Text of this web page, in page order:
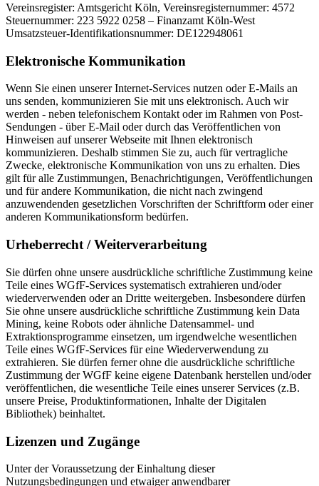
Vereinsregister: Amtsgericht Köln, Vereinsregisternummer: 4572
Steuernummer: 223 5922 0258 – Finanzamt Köln-West
Umsatzsteuer-Identifikationsnummer: DE122948061
Elektronische Kommunikation
Wenn Sie einen unserer Internet-Services nutzen oder E-Mails an
uns senden, kommunizieren Sie mit uns elektronisch. Auch wir
werden - neben telefonischem Kontakt oder im Rahmen von Post-
Sendungen - über E-Mail oder durch das Veröffentlichen von
Hinweisen auf unserer Webseite mit Ihnen elektronisch
kommunizieren. Deshalb stimmen Sie zu, auch für vertragliche
Zwecke, elektronische Kommunikation von uns zu erhalten. Dies
gilt für alle Zustimmungen, Benachrichtigungen, Veröffentlichungen
und für andere Kommunikation, die nicht nach zwingend
anzuwendenden gesetzlichen Vorschriften der Schriftform oder einer
anderen Kommunikationsform bedürfen.
Urheberrecht / Weiterverarbeitung
Sie dürfen ohne unsere ausdrückliche schriftliche Zustimmung keine
Teile eines WGfF-Services systematisch extrahieren und/oder
wiederverwenden oder an Dritte weitergeben. Insbesondere dürfen
Sie ohne unsere ausdrückliche schriftliche Zustimmung kein Data
Mining, keine Robots oder ähnliche Datensammel- und
Extraktionsprogramme einsetzen, um irgendwelche wesentlichen
Teile eines WGfF-Services für eine Wiederverwendung zu
extrahieren. Sie dürfen ferner ohne die ausdrückliche schriftliche
Zustimmung der WGfF keine eigene Datenbank herstellen und/oder
veröffentlichen, die wesentliche Teile eines unserer Services (z.B.
unsere Preise, Produktinformationen, Inhalte der Digitalen
Bibliothek) beinhaltet.
Lizenzen und Zugänge
Unter der Voraussetzung der Einhaltung dieser
Nutzungsbedingungen und etwaiger anwendbarer